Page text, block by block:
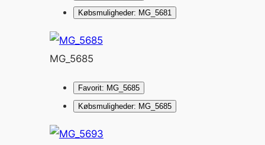
Købsmuligheder: MG_5681
MG_5685
Favorit: MG_5685
Købsmuligheder: MG_5685